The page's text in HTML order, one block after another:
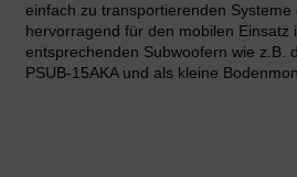
einfach zu transportierenden Systeme
hervorragend für den mobilen Einsatz
entsprechenden Subwoofern wie z.B.
PSUB-15AKA und als kleine